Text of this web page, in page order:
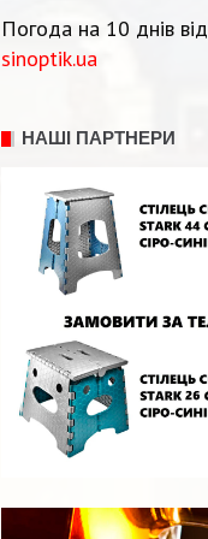
Погода на 10 днів від
sinoptik.ua
НАШІ ПАРТНЕРИ